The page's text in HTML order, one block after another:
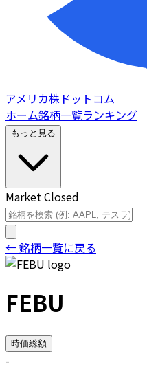
アメリカ株ドットコム
ホーム銘柄一覧ランキング
もっと見る
Market Closed
← 銘柄一覧に戻る
FEBU
時価総額
-